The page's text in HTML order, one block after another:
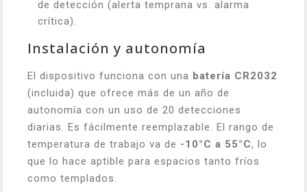
de detección (alerta temprana vs. alarma
crítica).
Instalación y autonomía
El dispositivo funciona con una batería CR2032
(incluida) que ofrece más de un año de
autonomía con un uso de 20 detecciones
diarias. Es fácilmente reemplazable. El rango de
temperatura de trabajo va de -10°C a 55°C, lo
que lo hace aptible para espacios tanto fríos
como templados.